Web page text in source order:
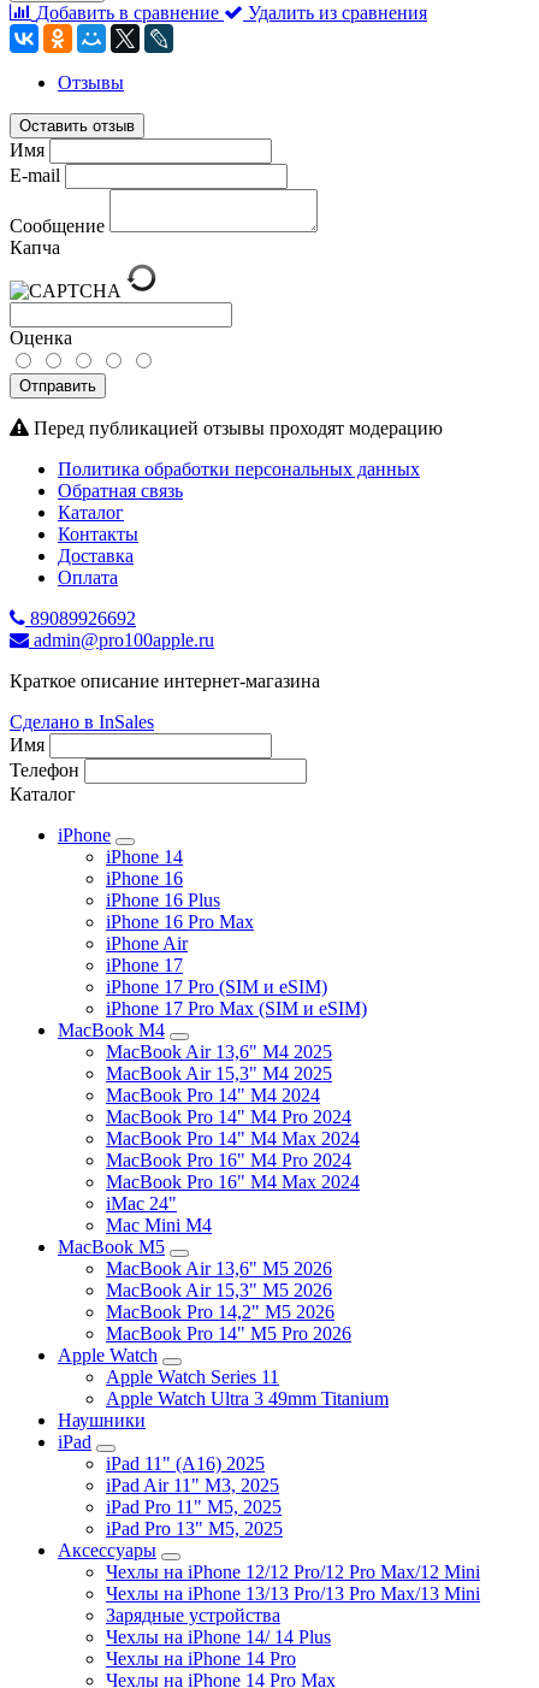
Добавить в сравнение Удалить из сравнения
Отзывы
Оставить отзыв
Имя
E-mail
Сообщение
Капча
Оценка
Отправить
Перед публикацией отзывы проходят модерацию
Политика обработки персональных данных
Обратная связь
Каталог
Контакты
Доставка
Оплата
89089926692
admin@pro100apple.ru
Краткое описание интернет-магазина
Сделано в InSales
Имя
Телефон
Каталог
iPhone
iPhone 14
iPhone 16
iPhone 16 Plus
iPhone 16 Pro Max
iPhone Air
iPhone 17
iPhone 17 Pro (SIM и eSIM)
iPhone 17 Pro Max (SIM и eSIM)
MacBook M4
MacBook Air 13,6" M4 2025
MacBook Air 15,3" M4 2025
MacBook Pro 14" M4 2024
MacBook Pro 14" M4 Pro 2024
MacBook Pro 14" M4 Max 2024
MacBook Pro 16" M4 Pro 2024
MacBook Pro 16" M4 Max 2024
iMac 24"
Mac Mini M4
MacBook M5
MacBook Air 13,6" M5 2026
MacBook Air 15,3" M5 2026
MacBook Pro 14,2" M5 2026
MacBook Pro 14" M5 Pro 2026
Apple Watch
Apple Watch Series 11
Apple Watch Ultra 3 49mm Titanium
Наушники
iPad
iPad 11" (A16) 2025
iPad Air 11" M3, 2025
iPad Pro 11" M5, 2025
iPad Pro 13" M5, 2025
Аксессуары
Чехлы на iPhone 12/12 Pro/12 Pro Max/12 Mini
Чехлы на iPhone 13/13 Pro/13 Pro Max/13 Mini
Зарядные устройства
Чехлы на iPhone 14/ 14 Plus
Чехлы на iPhone 14 Pro
Чехлы на iPhone 14 Pro Max